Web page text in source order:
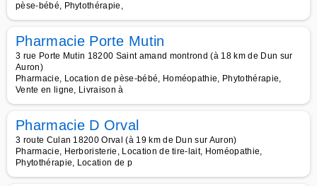
pèse-bébé, Phytothérapie,
Pharmacie Porte Mutin
3 rue Porte Mutin 18200 Saint amand montrond (à 18 km de Dun sur
Auron)
Pharmacie, Location de pèse-bébé, Homéopathie, Phytothérapie,
Vente en ligne, Livraison à
Pharmacie D Orval
3 route Culan 18200 Orval (à 19 km de Dun sur Auron)
Pharmacie, Herboristerie, Location de tire-lait, Homéopathie,
Phytothérapie, Location de p